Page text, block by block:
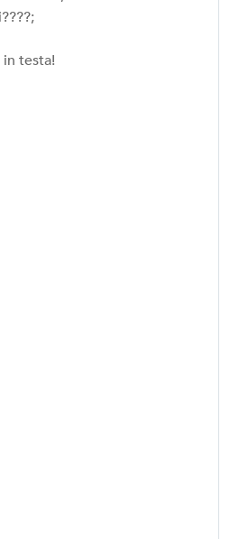
testa!
Ti Aiutiamo a
Tempo Reale,
Ci Occupiamo di
le tue Campagne ADS
Possiamo Indicizzare e
Ricerca, in Prima